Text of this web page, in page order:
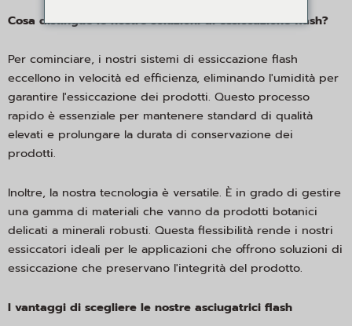
Cosa distingue le nostre soluzioni di essiccazione flash?
Per cominciare, i nostri sistemi di essiccazione flash
eccellono in velocità ed efficienza, eliminando l'umidità per
garantire l'essiccazione dei prodotti. Questo processo
rapido è essenziale per mantenere standard di qualità
elevati e prolungare la durata di conservazione dei
prodotti.
Inoltre, la nostra tecnologia è versatile. È in grado di gestire
una gamma di materiali che vanno da prodotti botanici
delicati a minerali robusti. Questa flessibilità rende i nostri
essiccatori ideali per le applicazioni che offrono soluzioni di
essiccazione che preservano l'integrità del prodotto.
I vantaggi di scegliere le nostre asciugatrici flash